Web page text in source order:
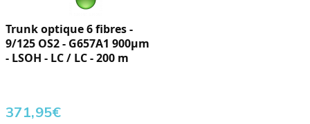
Trunk optique 6 fibres -
9/125 OS2 - G657A1 900µm
- LSOH - LC / LC - 200 m
371,95€